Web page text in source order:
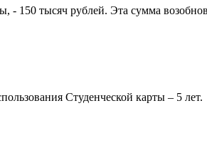
150 тысяч рублей. Эта сумма
Студенческой карты – 5 лет.